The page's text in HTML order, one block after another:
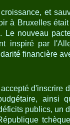
et
à Bruxelles
Le nouveau
inspiré par
financière
d'inscrire
ainsi
publics, un